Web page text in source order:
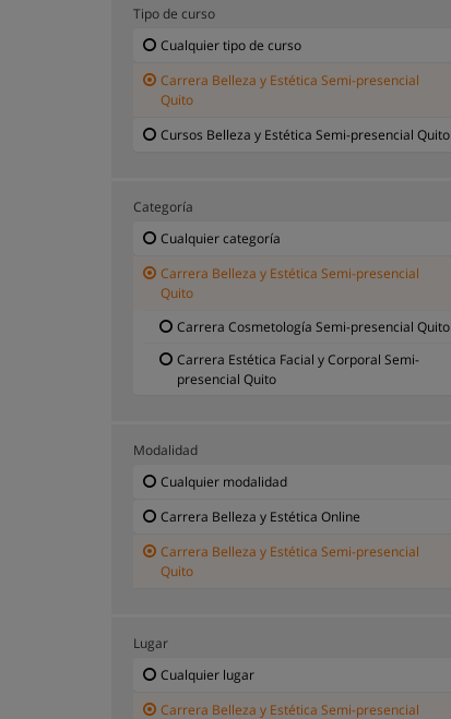
Tipo de curso
Cualquier tipo de curso
Carrera Belleza y Estética Semi-presencial
Quito
Cursos Belleza y Estética Semi-presencial Quito
Categoría
Cualquier categoría
Carrera Belleza y Estética Semi-presencial
Quito
Carrera Cosmetología Semi-presencial Quito
Carrera Estética Facial y Corporal Semi-
presencial Quito
Modalidad
Cualquier modalidad
Carrera Belleza y Estética Online
Carrera Belleza y Estética Semi-presencial
Quito
Lugar
Cualquier lugar
Carrera Belleza y Estética Semi-presencial